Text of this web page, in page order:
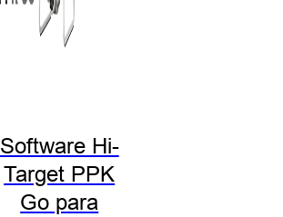
Software Hi-
Target PPK
Go para